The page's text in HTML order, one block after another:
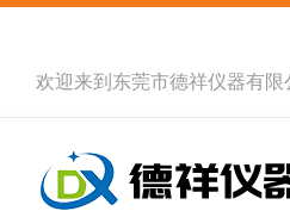
欢迎来到 东莞市德祥仪器有限